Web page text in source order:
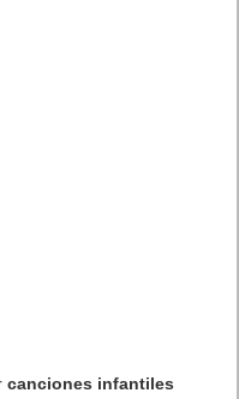
canciones infantiles